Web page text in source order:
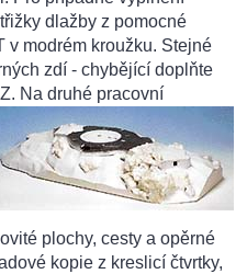
dlažby z pomocné
v modrém kroužku. Stejné
zdí - chybějící doplňte
Na druhé pracovní
plochy, cesty a opěrné
kopie z kreslicí čtvrtky,